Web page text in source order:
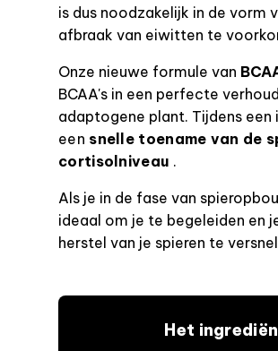
is dus noodzakelijk in de vorm
afbraak van eiwitten te
Onze nieuwe formule van
BCAA's in een perfecte
adaptogene plant. Tijdens een
een snelle toename van de
cortisolniveau .
Als je in de fase van
ideaal om je te begeleiden en
herstel van je spieren te
Het